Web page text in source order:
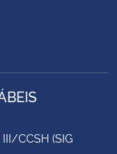
CCSH (SIG